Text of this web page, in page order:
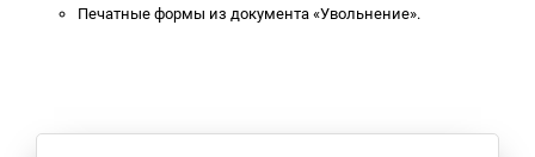
Печатные формы из документа «Увольнение».